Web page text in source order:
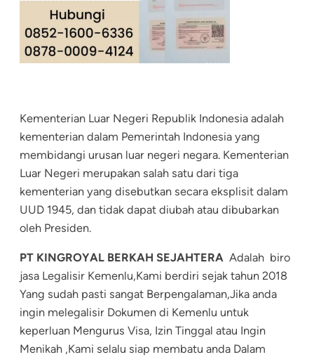
Kementerian Luar Negeri Republik Indonesia adalah
kementerian dalam Pemerintah Indonesia yang
membidangi urusan luar negeri negara. Kementerian
Luar Negeri merupakan salah satu dari tiga
kementerian yang disebutkan secara eksplisit dalam
UUD 1945, dan tidak dapat diubah atau dibubarkan
oleh Presiden.
PT KINGROYAL BERKAH SEJAHTERA Adalah biro
jasa Legalisir Kemenlu,Kami berdiri sejak tahun 2018
Yang sudah pasti sangat Berpengalaman,Jika anda
ingin melegalisir Dokumen di Kemenlu untuk
keperluan Mengurus Visa, Izin Tinggal atau Ingin
Menikah ,Kami selalu siap membatu anda Dalam